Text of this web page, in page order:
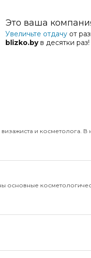
Это ваша
Увеличьте отдачу от
blizko.byв десятки раз!
и косметолога. В
основные